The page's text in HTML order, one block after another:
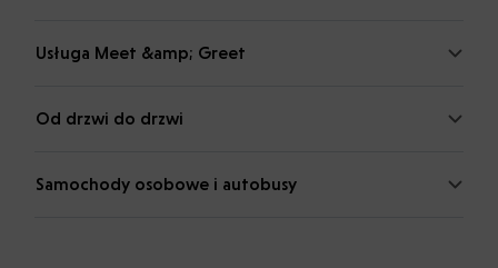
Usługa Meet &amp; Greet
Od drzwi do drzwi
Samochody osobowe i autobusy